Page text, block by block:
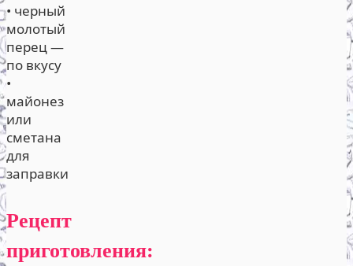
• черный
молотый
перец —
по вкусу
•
майонез
или
сметана
для
заправки
Рецепт
приготовления: